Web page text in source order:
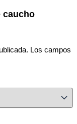
caucho
Los campos